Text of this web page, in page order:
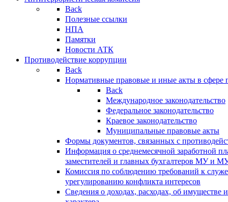
Back
Полезные ссылки
НПА
Памятки
Новости АТК
Противодействие коррупции
Back
Нормативные правовые и иные акты в сфере
Back
Международное законодательство
Федеральное законодательство
Краевое законодательство
Муниципальные правовые акты
Формы документов, связанных с
Информация о среднемесячной заработной
заместителей и главных бухгалтеров МУ и
Комиссия по соблюдению требований к
урегулированию конфликта интересов
Сведения о доходах, расходах, об имуществе